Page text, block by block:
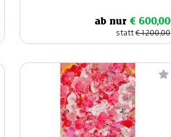
ab nur € 600,00
statt€ 1.200,00